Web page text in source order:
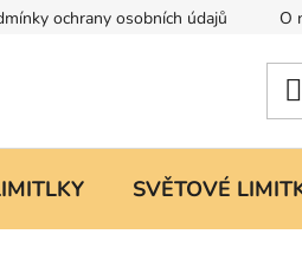
ochrany osobních údajů O
SVĚTOVÉ